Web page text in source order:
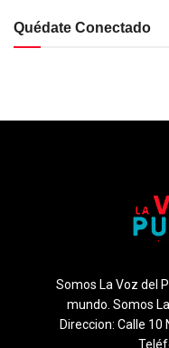
Quédate Conectado
Somos La Voz del
mundo. Somos
Direccion: Calle 10